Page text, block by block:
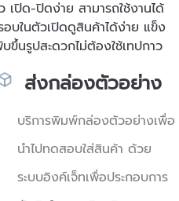
เปิด-ปิดง่าย สามารถใช้งานได้
บในตัวเปิดดูสินค้าได้ง่าย แข็ง
ขึ้นรูปสะดวกไม่ต้องใช้เทปกาว
ส่งกล่องตัวอย่าง
บริการพิมพ์กล่องตัวอย่างเพื่อ
นำไปทดสอบใส่สินค้า ด้วย
ระบบอิงค์เจ็ทเพื่อประกอบการ